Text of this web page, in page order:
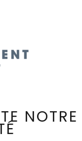
NOTRE